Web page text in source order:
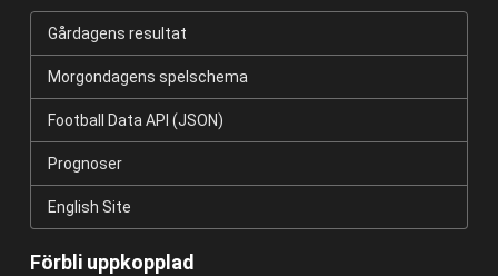
Gårdagens resultat
Morgondagens spelschema
Football Data API (JSON)
Prognoser
English Site
Förbli uppkopplad